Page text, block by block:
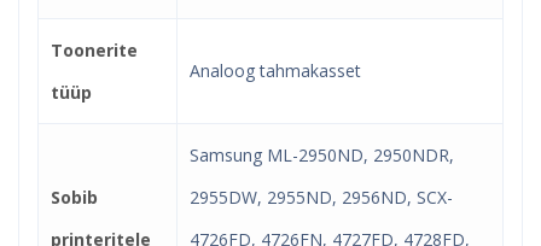
Toonerite
tüüp
Analoog tahmakasset
Sobib
printeritele
Samsung ML-2950ND, 2950NDR,
2955DW, 2955ND, 2956ND, SCX-
4726FD, 4726FN, 4727FD, 4728FD,